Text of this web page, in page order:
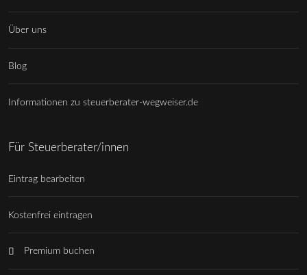
Über uns
Blog
Informationen zu steuerberater-wegweiser.de
Für Steuerberater/innen
Eintrag bearbeiten
Kostenfrei eintragen
Premium buchen